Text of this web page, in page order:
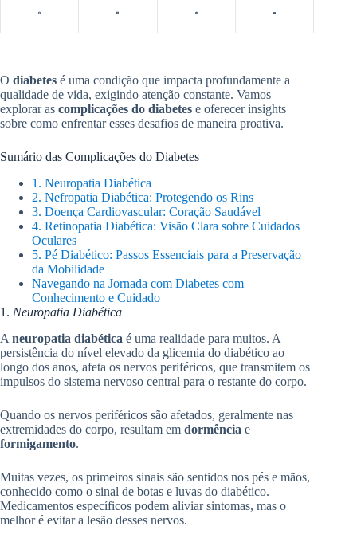
O diabetes é uma condição que impacta profundamente a
qualidade de vida, exigindo atenção constante. Vamos
explorar as complicações do diabetes e oferecer insights
sobre como enfrentar esses desafios de maneira proativa.
Sumário das Complicações do Diabetes
1. Neuropatia Diabética
2. Nefropatia Diabética: Protegendo os Rins
3. Doença Cardiovascular: Coração Saudável
4. Retinopatia Diabética: Visão Clara sobre Cuidados
Oculares
5. Pé Diabético: Passos Essenciais para a Preservação
da Mobilidade
Navegando na Jornada com Diabetes com
Conhecimento e Cuidado
1. Neuropatia Diabética
A neuropatia diabética é uma realidade para muitos. A
persistência do nível elevado da glicemia do diabético ao
longo dos anos, afeta os nervos periféricos, que transmitem os
impulsos do sistema nervoso central para o restante do corpo.
Quando os nervos periféricos são afetados, geralmente nas
extremidades do corpo, resultam em dormência e
formigamento.
Muitas vezes, os primeiros sinais são sentidos nos pés e mãos,
conhecido como o sinal de botas e luvas do diabético.
Medicamentos específicos podem aliviar sintomas, mas o
melhor é evitar a lesão desses nervos.